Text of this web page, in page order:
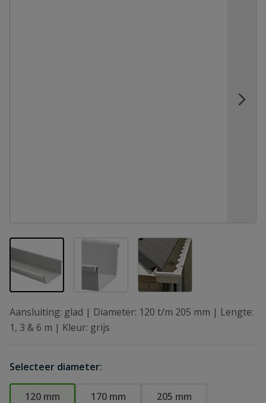
View larger imageView larger imageView larger image
Aansluiting: glad | Diameter: 120 t/m 205 mm | Lengte:
1, 3 & 6 m | Kleur: grijs
Selecteer diameter:
120 mm 170 mm 205 mm